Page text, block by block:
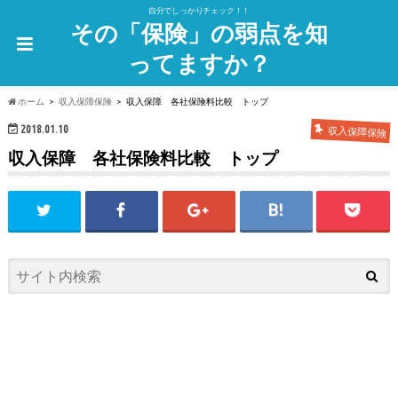
自分でしっかりチェック！！
その「保険」の弱点を知
ってますか？
ホーム 収入保障保険 収入保障 各社保険料比較 トップ
2018.01.10 収入保障保険
収入保障 各社保険料比較 トップ